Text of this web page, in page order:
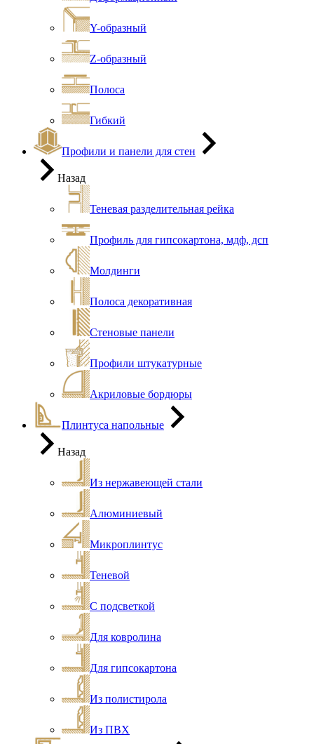
Y-образный
Z-образный
Полоса
Гибкий
Профили и панели для стен
Назад
Теневая разделительная рейка
Профиль для гипсокартона, мдф, дсп
Молдинги
Полоса декоративная
Стеновые панели
Профили штукатурные
Акриловые бордюры
Плинтуса напольные
Назад
Из нержавеющей стали
Алюминиевый
Микроплинтус
Теневой
С подсветкой
Для ковролина
Для гипсокартона
Из полистирола
Из ПВХ